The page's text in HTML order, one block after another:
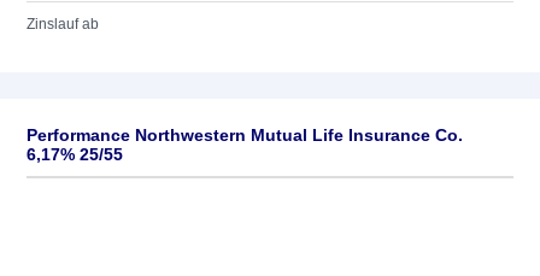
Zinslauf ab
Performance Northwestern Mutual Life Insurance Co.
6,17% 25/55